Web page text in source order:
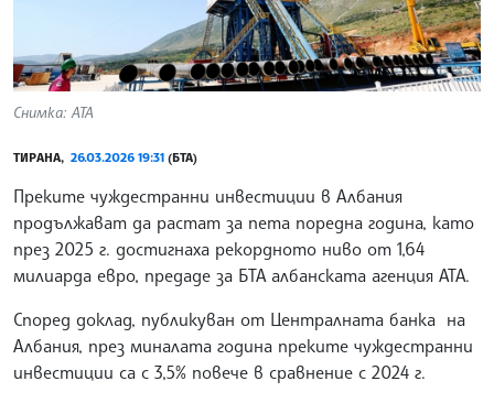
Снимка: АТА
ТИРАНА, 26.03.2026 19:31 (БТА)
Преките чуждестранни инвестиции в Албания
продължават да растат за пета поредна година, като
през 2025 г. достигнаха рекордното ниво от 1,64
милиарда евро, предаде за БТА албанската агенция АТА.
Според доклад, публикуван от Централната банка на
Албания, през миналата година преките чуждестранни
инвестиции са с 3,5% повече в сравнение с 2024 г.